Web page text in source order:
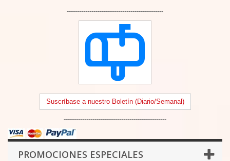
-----------------------------------------------
Suscríbase a nuestro Boletín (Diario/Semanal)
--------------------------------------------------
PROMOCIONES ESPECIALES